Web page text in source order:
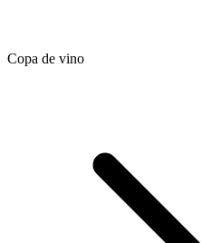
Copa de vino